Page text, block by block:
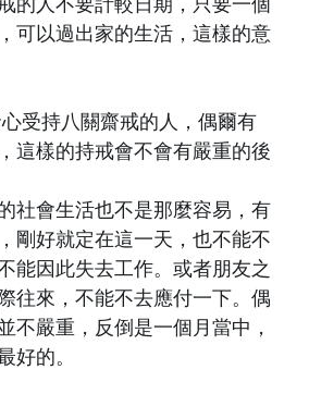
可以過出家的生活，這樣的意
受持八關齋戒的人，偶爾有
這樣的持戒會不會有嚴重的後
社會生活也不是那麼容易，有
剛好就定在這一天，也不能不
能因此失去工作。或者朋友之
往來，不能不去應付一下。偶
不嚴重，反倒是一個月當中，
好的。